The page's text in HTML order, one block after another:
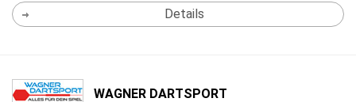
Details
WAGNER DARTSPORT